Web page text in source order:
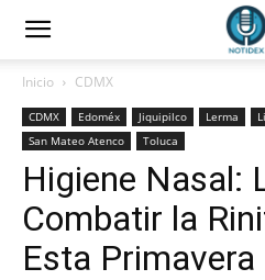
Inicio CDMX
CDMX Edoméx Jiquipilco Lerma
San Mateo Atenco
Toluca
Higiene Nasal:
Combatir la
Esta Primavera